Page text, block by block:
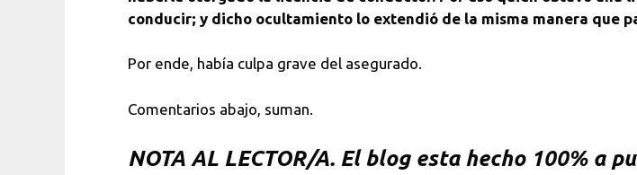
conducir; y dicho ocultamiento lo extendió de la misma manera que
Por ende, había culpa grave del asegurado.
Comentarios abajo, suman.
NOTA AL LECTOR/A. El blog esta hecho 100% a